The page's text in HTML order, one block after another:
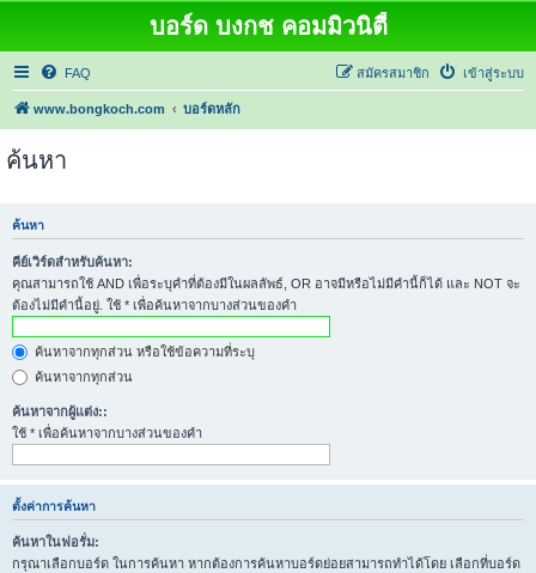
บอร์ด บงกช คอมมิวนิตี้
FAQ เข้าสู่ระบบ
สมัครสมาชิก
www.bongkoch.com บอร์ดหลัก
ค้นหา
ค้นหา
คีย์เวิร์ดสำหรับค้นหา:
คุณสามารถใช้ AND เพื่อระบุคำที่ต้องมีในผลลัพธ์, OR อาจมีหรือไม่มีคำนี้ก็ได้ และ NOT จะ
ต้องไม่มีคำนี้อยู่. ใช้ * เพื่อค้นหาจากบางส่วนของคำ
ค้นหาจากทุกส่วน หรือใช้ข้อความที่ระบุ
ค้นหาจากทุกส่วน
ค้นหาจากผู้แต่ง::
ใช้ * เพื่อค้นหาจากบางส่วนของคำ
ตั้งค่าการค้นหา
ค้นหาในฟอรั่ม:
กรุณาเลือกบอร์ด ในการค้นหา หากต้องการค้นหาบอร์ดย่อยสามารถทำได้โดย เลือกที่บอร์ด